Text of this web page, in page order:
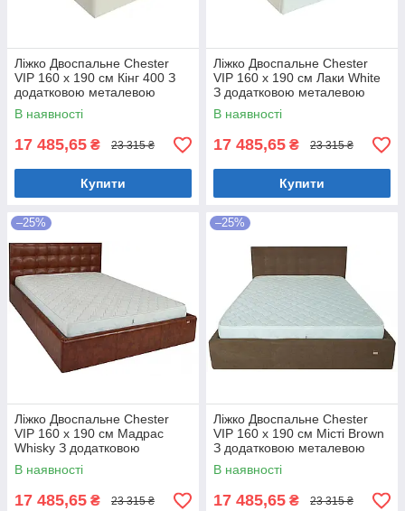
Ліжко Двоспальне Chester
VIP 160 х 190 см Кінг 400 З
додатковою металевою
цільнозварною рамою C1
Білий
В наявності
17 485,65 ₴ 23 315 ₴
Купити
Ліжко Двоспальне Chester
VIP 160 х 190 см Лаки White
З додатковою металевою
цільнозварною рамою Білий
В наявності
17 485,65 ₴ 23 315 ₴
Купити
–25%
Ліжко Двоспальне Chester
VIP 160 х 190 см Мадрас
Whisky З додатковою
металевою цільнозварною
рамою Коричневий
В наявності
17 485,65 ₴ 23 315 ₴
–25%
Ліжко Двоспальне Chester
VIP 160 х 190 см Місті Brown
З додатковою металевою
цільнозварною рамою
Коричневий
В наявності
17 485,65 ₴ 23 315 ₴